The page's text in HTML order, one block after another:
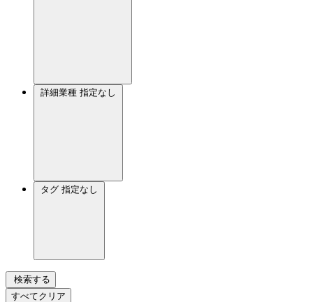
詳細業種 指定なし
タグ 指定なし
検索する
すべてクリア